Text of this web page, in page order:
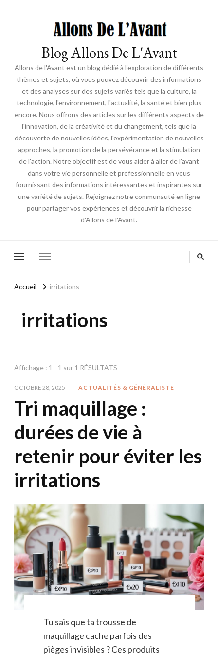
Blog Allons De L'Avant
Allons de l'Avant est un blog dédié à l'exploration de différents
thèmes et sujets, où vous pouvez découvrir des informations
et des analyses sur des sujets variés tels que la culture, la
technologie, l'environnement, l'actualité, la santé et bien plus
encore. Nous offrons des articles sur les différents aspects de
l'innovation, de la créativité et du changement, tels que la
découverte de nouvelles idées, l'expérimentation de nouvelles
approches, la promotion de la persévérance et la stimulation
de l'action. Notre objectif est de vous aider à aller de l'avant
dans votre vie personnelle et professionnelle en vous
fournissant des informations intéressantes et inspirantes sur
une variété de sujets. Rejoignez notre communauté en ligne
pour partager vos expériences et découvrir la richesse
d'Allons de l'Avant.
Accueil irritations
irritations
Affichage : 1 - 1 sur 1 RÉSULTATS
OCTOBRE 28, 2025 ACTUALITÉS & GÉNÉRALISTE
Tri maquillage :
durées de vie à
retenir pour éviter les
irritations
Tu sais que ta trousse de
maquillage cache parfois des
pièges invisibles ? Ces produits